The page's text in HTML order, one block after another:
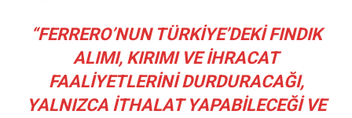
“FERRERO’NUN TÜRKIYE’DEKI FINDIK
ALIMI, KIRIMI VE IHRACAT
FAALIYETLERINI DURDURACAĞI,
YALNIZCA ITHALAT YAPABILECEĞI VE